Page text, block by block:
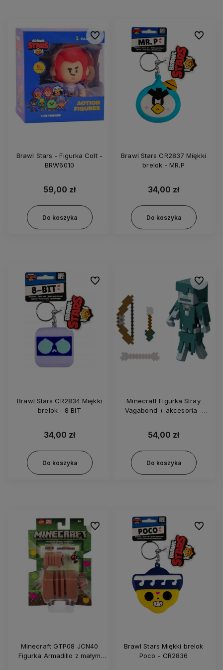
Brawl Stars - Figurka Colt -
BRW6010
59,00 zł
Do koszyka
Do ulubionych
Brawl Stars CR2837 Miękki
brelok - MR.P
34,00 zł
Do koszyka
Do
Brawl Stars CR2834 Miękki
brelok - 8 BIT
34,00 zł
Do koszyka
Do ulubionych
Minecraft Figurka Stray
Vagabond + akcesoria -
54,00 zł
Do koszyka
Do
Minecraft GTP08 JCN40
Figurka Armadillo z małym
Do ulubionych
Brawl Stars Miękki brelok
Poco - CR2836
Do